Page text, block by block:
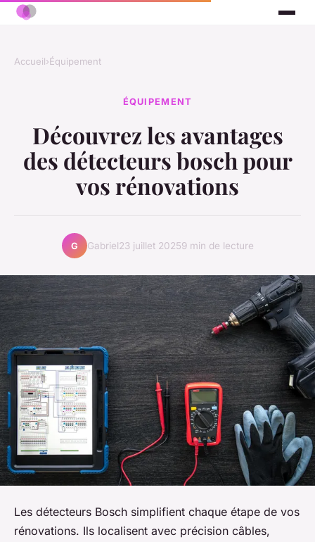
Accueil›Équipement
ÉQUIPEMENT
Découvrez les avantages
des détecteurs bosch pour
vos rénovations
G Gabriel23 juillet 20259 min de lecture
Les détecteurs Bosch simplifient chaque étape de vos
rénovations. Ils localisent avec précision câbles,